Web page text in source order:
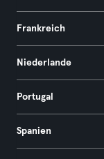
Frankreich
Niederlande
Portugal
Spanien